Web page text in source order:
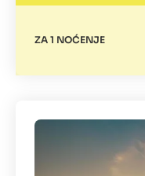
ZA 1 NOĆENJE